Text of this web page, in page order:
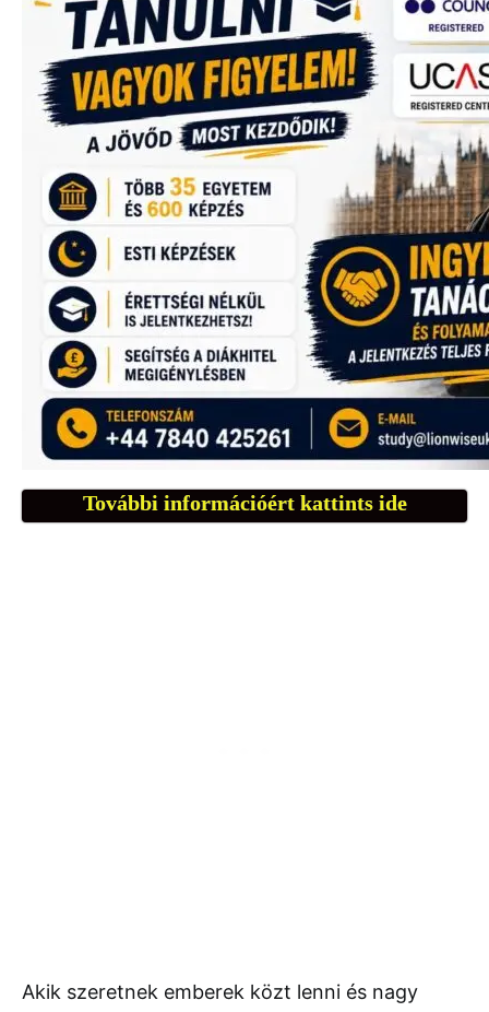
További információért kattints ide
Akik szeretnek emberek közt lenni és nagy